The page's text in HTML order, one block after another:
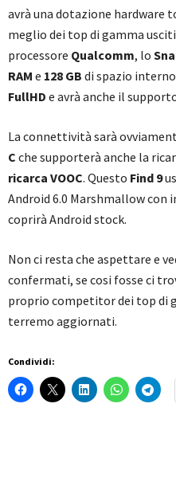
avrà una dotazione hardware
meglio dei top di gamma
processore Qualcomm, lo
RAM e 128 GB di spazio
FullHD e avrà anche il
La connettività sarà
C che supporterà anche la
ricarca VOOC. Questo Find 9
Android 6.0 Marshmallow con
coprirà Android stock.
Non ci resta che aspettare e
confermati, se cosi fosse ci
proprio competitor dei top di
terremo aggiornati.
Condividi: